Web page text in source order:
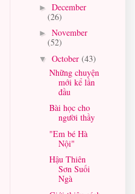
► December
(26)
► November
(52)
▼ October (43)
Những chuyện
mới kể lần
đầu
Bài học cho
người thầy
"Em bé Hà
Nội"
Hậu Thiên
Sơn Suối
Ngà